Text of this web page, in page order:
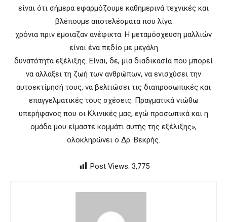
είναι ότι σήμερα εφαρμόζουμε καθημερινά τεχνικές και
βλέπουμε αποτελέσματα που λίγα
χρόνια πριν έμοιαζαν ανέφικτα. Η μεταμόσχευση μαλλιών
είναι ένα πεδίο με μεγάλη
δυνατότητα εξέλιξης. Είναι, δε, μία διαδικασία που μπορεί
να αλλάξει τη ζωή των ανθρώπων, να ενισχύσει την
αυτοεκτίμησή τους, να βελτιώσει τις διαπροσωπικές και
επαγγελματικές τους σχέσεις. Πραγματικά νιώθω
υπερήφανος που οι Κλινικές μας, εγώ προσωπικά και η
ομάδα μου είμαστε κομμάτι αυτής της εξέλιξης»,
ολοκληρώνει ο Δρ. Βεκρής.
Post Views: 3,775